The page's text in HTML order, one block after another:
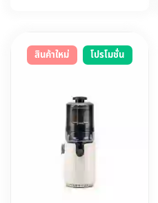
สินค้าใหม่ โปรโมชั่น